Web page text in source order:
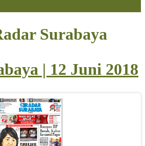
Surabaya
| 12 Juni 2018